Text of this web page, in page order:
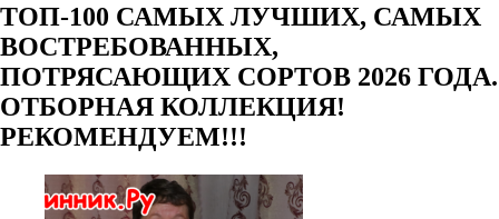
ТОП-100 САМЫХ ЛУЧШИХ, САМЫХ
ВОСТРЕБОВАННЫХ,
ПОТРЯСАЮЩИХ СОРТОВ 2026 ГОДА.
ОТБОРНАЯ КОЛЛЕКЦИЯ!
РЕКОМЕНДУЕМ!!!